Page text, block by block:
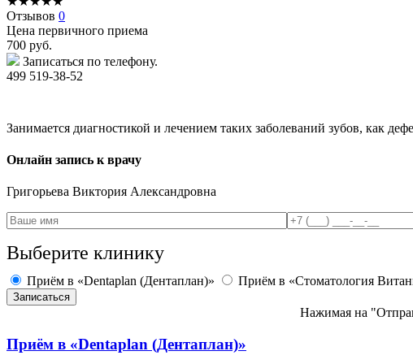
Отзывов 0
Цена первичного приема
700 руб.
Записаться по телефону.
499 519-38-52
Занимается диагностикой и лечением таких заболеваний зубов, как
Онлайн запись к врачу
Григорьева Виктория Александровна
Выберите клинику
Приём в «Dentaplan (Дентаплан)» Приём в «Стоматология
Нажимая на
Приём в «Dentaplan (Дентаплан)»